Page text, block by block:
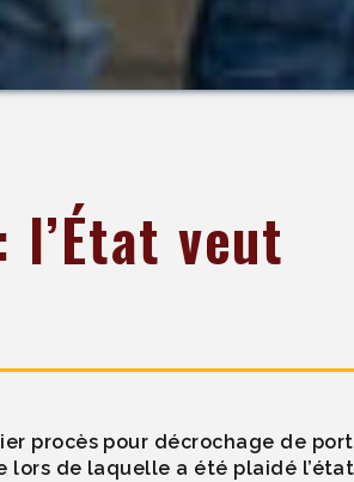
veut
procès pour décrochage de
lors de laquelle a été plaidé